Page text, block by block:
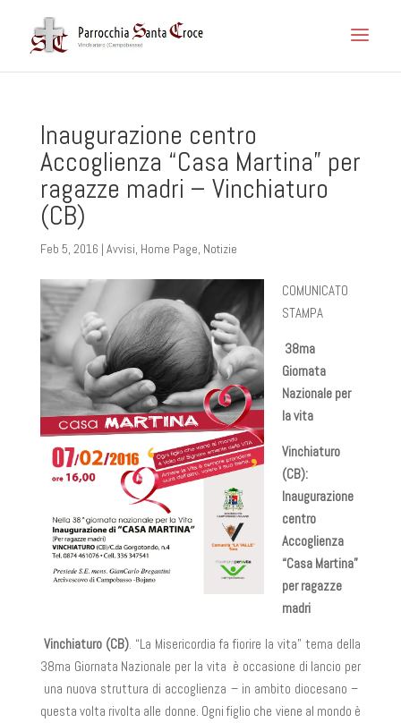
Inaugurazione centro
Accoglienza “Casa Martina” per
ragazze madri – Vinchiaturo
(CB)
Feb 5, 2016 | Avvisi, Home Page, Notizie
COMUNICATO
STAMPA
38ma
Giornata
Nazionale per
la vita
Vinchiaturo
(CB):
Inaugurazione
centro
Accoglienza
“Casa Martina”
per ragazze
madri
Vinchiaturo (CB). “La Misericordia fa fiorire la vita” tema della
38ma Giornata Nazionale per la vita è occasione di lancio per
una nuova struttura di accoglienza – in ambito diocesano –
questa volta rivolta alle donne. Ogni figlio che viene al mondo è